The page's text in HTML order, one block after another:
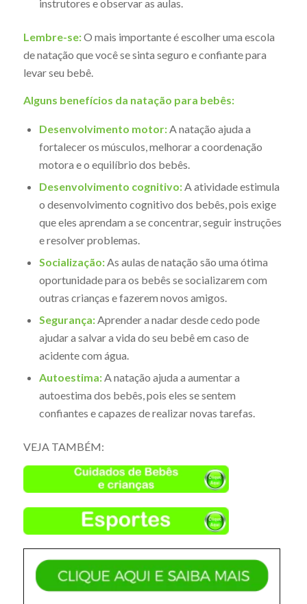
instrutores e observar as aulas.
Lembre-se:O mais importante é escolher uma escola
de natação que você se sinta seguro e confiante para
levar seu bebê.
Alguns benefícios da natação para bebês:
Desenvolvimento motor:A natação ajuda a
fortalecer os músculos, melhorar a coordenação
motora e o equilíbrio dos bebês.
Desenvolvimento cognitivo:A atividade estimula
o desenvolvimento cognitivo dos bebês, pois exige
que eles aprendam a se concentrar, seguir instruções
e resolver problemas.
Socialização:As aulas de natação são uma ótima
oportunidade para os bebês se socializarem com
outras crianças e fazerem novos amigos.
Segurança:Aprender a nadar desde cedo pode
ajudar a salvar a vida do seu bebê em caso de
acidente com água.
Autoestima:A natação ajuda a aumentar a
autoestima dos bebês, pois eles se sentem
confiantes e capazes de realizar novas tarefas.
VEJA TAMBÉM: